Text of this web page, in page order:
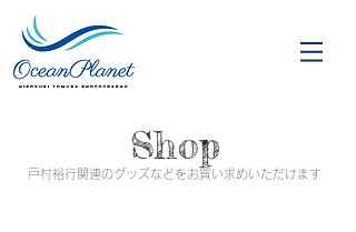
Shop
戸村裕行関連のグッズなどをお買い求めいただけます